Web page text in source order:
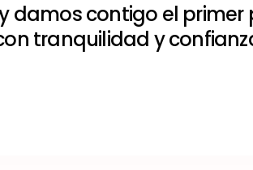
damos contigo el
tranquilidad y